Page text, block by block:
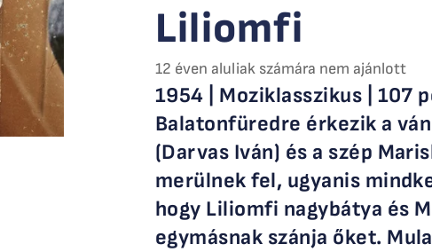
Liliomfi
12 éven aluliak számára nem ajánlott
1954 | Moziklasszikus | 107
Balatonfüredre érkezik a
(Darvas Iván) és a szép
merülnek fel, ugyanis
hogy Liliomfi nagybátya és
egymásnak szánja őket.